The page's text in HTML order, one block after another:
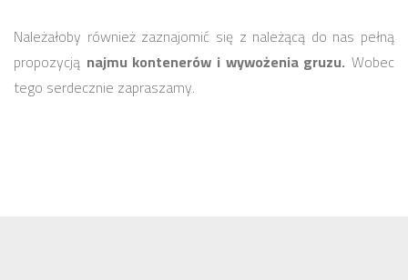
Należałoby również zaznajomić się z należącą do nas pełną
propozycją najmu kontenerów i wywożenia gruzu. Wobec
tego serdecznie zapraszamy.